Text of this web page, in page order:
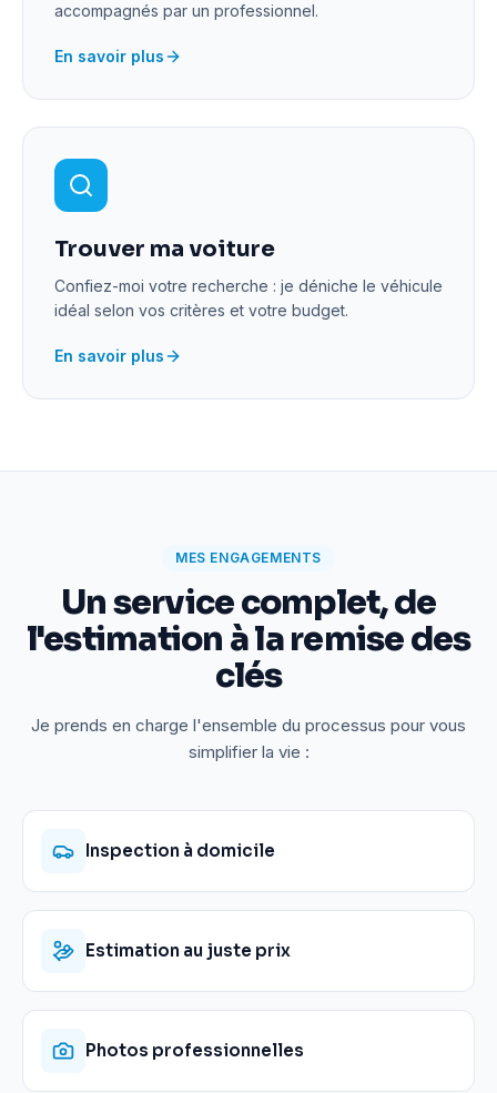
accompagnés par un professionnel.
En savoir plus
Trouver ma voiture
Confiez-moi votre recherche : je déniche le véhicule
idéal selon vos critères et votre budget.
En savoir plus
MES ENGAGEMENTS
Un service complet, de
l'estimation à la remise des
clés
Je prends en charge l'ensemble du processus pour vous
simplifier la vie :
Inspection à domicile
Estimation au juste prix
Photos professionnelles